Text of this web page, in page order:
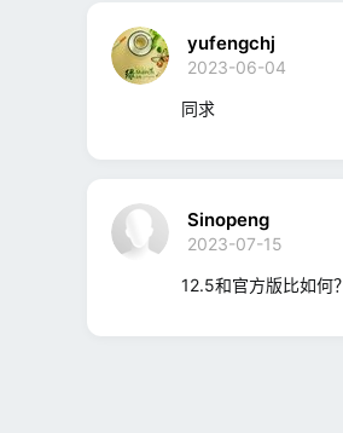
yufengchj
2023-06-04
同求
Sinopeng
2023-07-15
12.5和官方版比如何？